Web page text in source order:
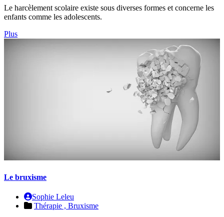
Le harcèlement scolaire existe sous diverses formes et concerne les
enfants comme les adolescents.
Plus
Le bruxisme
Sophie Leleu
Thérapie , Bruxisme